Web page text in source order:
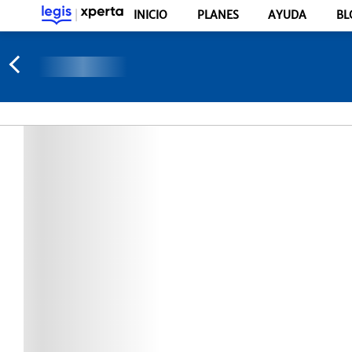
INICIO PLANES AYUDA